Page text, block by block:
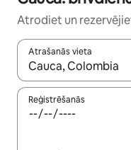
Atrodiet un
Atrašanās vieta
Kad rezultāti kļūs
Reģistrēšanās